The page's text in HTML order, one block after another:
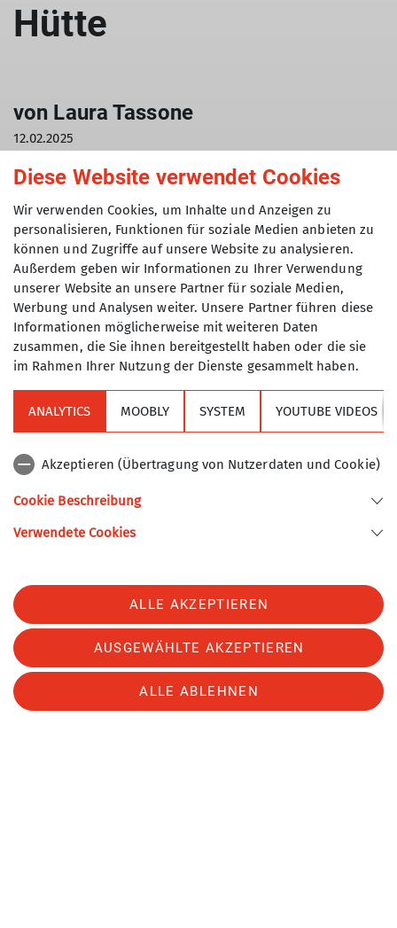
Hütte
von Laura Tassone
12.02.2025
News Touren
meist stabilem Wetter statt.
Am Samstag konnten wir die Kreuzjoch-
Umfahrung einschließlich der Besteigung des
Kreuzjochs (2261m) mit etwa 1300 Höhenmeter im
Aufstieg durchführen.
Diese Website verwendet Cookies
Wir verwenden Cookies, um Inhalte und Anzeigen zu
personalisieren, Funktionen für soziale Medien anbieten zu
können und Zugriffe auf unsere Website zu analysieren.
Außerdem geben wir Informationen zu Ihrer Verwendung
unserer Website an unsere Partner für soziale Medien,
Werbung und Analysen weiter. Unsere Partner führen diese
Informationen möglicherweise mit weiteren Daten
zusammen, die Sie ihnen bereitgestellt haben oder die sie
im Rahmen Ihrer Nutzung der Dienste gesammelt haben.
ANALYTICS MOOBLY SYSTEM YOUTUBE VIDEOS
Akzeptieren (Übertragung von Nutzerdaten und Cookie)
Cookie Beschreibung
Verwendete Cookies
ALLE AKZEPTIEREN
AUSGEWÄHLTE AKZEPTIEREN
ALLE ABLEHNEN